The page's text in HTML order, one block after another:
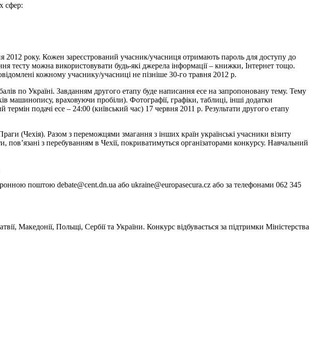
сфер:
2012 року. Кожен зареєстрований учасник/учасниця отримають пароль для доступу до
тесту можна використовувати будь-які джерела інформації – книжки, Інтернет тощо.
кожному учаснику/учасниці не пізніше 30-го травня 2012 р.
по Україні. Завданням другого етапу буде написання есе на запропоновану тему. Тему
машинопису, враховуючи пробіли). Фотографії, графіки, таблиці, інші додатки
подачі есе – 24:00 (київський час) 17 червня 2011 р. Результати другого етапу
(Чехія). Разом з переможцями змагання з інших країн українські учасники візиту
пов’язані з перебуванням в Чехії, покриватимуться організаторами конкурсу. Навчальний
поштою debate@cent.dn.ua або ukraine@europasecura.cz або за телефонами 062 345
Македонії, Польщі, Сербії та України. Конкурс відбувається за підтримки Міністерства